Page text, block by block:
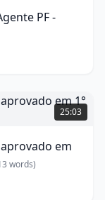
25:03
aprovado em
words)